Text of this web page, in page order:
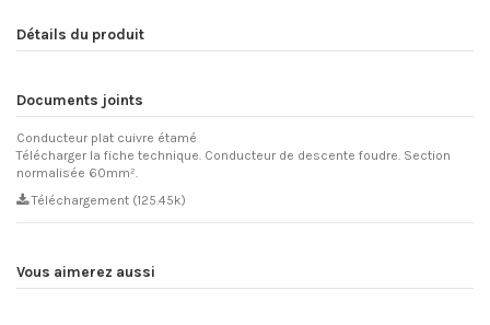
Détails du produit
Documents joints
Conducteur plat cuivre étamé
Télécharger la fiche technique. Conducteur de descente foudre. Section
normalisée 60mm².
Téléchargement (125.45k)
Vous aimerez aussi